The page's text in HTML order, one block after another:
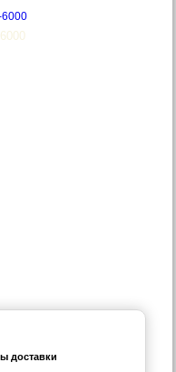
доставки